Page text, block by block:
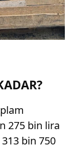
275 bin lira
bin 750